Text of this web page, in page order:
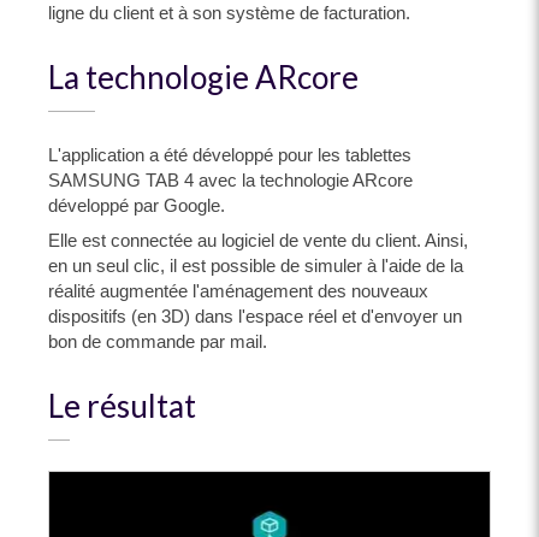
ligne du client et à son système de facturation.
La technologie ARcore
L'application a été développé pour les tablettes
SAMSUNG TAB 4 avec la technologie ARcore
développé par Google.
Elle est connectée au logiciel de vente du client. Ainsi,
en un seul clic, il est possible de simuler à l'aide de la
réalité augmentée l'aménagement des nouveaux
dispositifs (en 3D) dans l'espace réel et d'envoyer un
bon de commande par mail.
Le résultat